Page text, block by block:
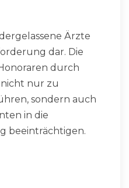
Ärzte
dar. Die
durch
nicht nur zu
sondern auch
in die
beeinträchtigen.